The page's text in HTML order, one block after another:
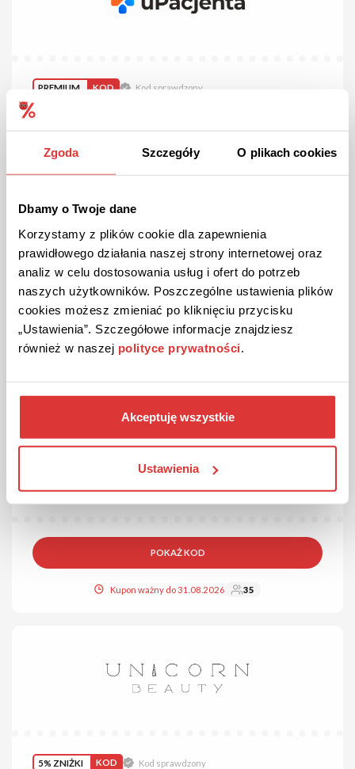
Zgoda Szczegóły O plikach cookies
Dbamy o Twoje dane
Korzystamy z plików cookie dla zapewnienia
prawidłowego działania naszej strony internetowej oraz
analiz w celu dostosowania usług i ofert do potrzeb
naszych użytkowników. Poszczególne ustawienia plików
cookies możesz zmieniać po kliknięciu przycisku
„Ustawienia”. Szczegółowe informacje znajdziesz
również w naszej polityce prywatności
Akceptuję wszystkie
Ustawienia
PREMIUM KOD Kod sprawdzony
Kod rabatowy 30 zł na badania w domu z uPacjenta!
Tylko u nas! Skorzystaj z 30 zł zniżki na badania w domu przy
zamówieniu za min. 300 zł. Kod umieść w odpowiednim polu w
koszyku zamówienia.
Kupon ważny do 31.12.2026 9
Skorzystaj ze zniżki 50 zł na wszystkie urządzenia Coshare.
Aby aktywować, wklej kod promocyjny w koszyku.
POKAŻ KOD
Kupon ważny do 31.08.2026 35
5% ZNIŻKI KOD Kod sprawdzony